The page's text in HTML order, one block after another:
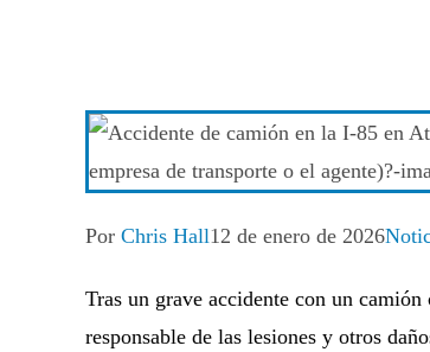
Autor
entrada:
Por Chris HallPublicación
entrada:
12 de enero de 2026
Tras un grave accidente con un
responsable de las lesiones y otros